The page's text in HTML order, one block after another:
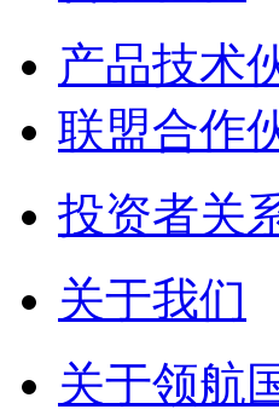
产品技术
联盟合作
投资者关
关于我们
关于领航